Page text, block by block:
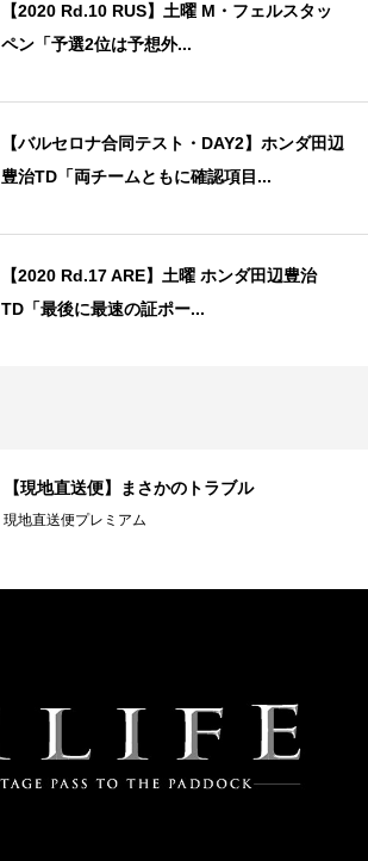
【2020 Rd.10 RUS】土曜 M・フェルスタッ
ペン「予選2位は予想外...
【バルセロナ合同テスト・DAY2】ホンダ田辺
豊治TD「両チームともに確認項目...
【2020 Rd.17 ARE】土曜 ホンダ田辺豊治
TD「最後に最速の証ポー...
【現地直送便】まさかのトラブル
現地直送便プレミアム